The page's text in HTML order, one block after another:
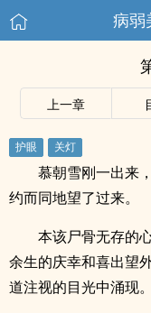
病弱
上一章
慕朝雪刚一出来
约而同地望了过来。
本该尸骨无存的
余生的庆幸和喜出望
道注视的目光中涌现。